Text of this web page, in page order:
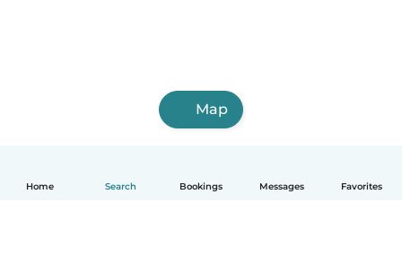
Home Search Bookings Messages Favorites
Map